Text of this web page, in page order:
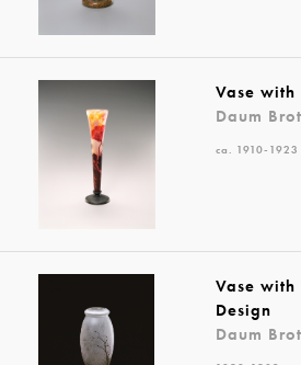
Vase with
Daum
ca. 1910-1923
Vase with
Design
Daum